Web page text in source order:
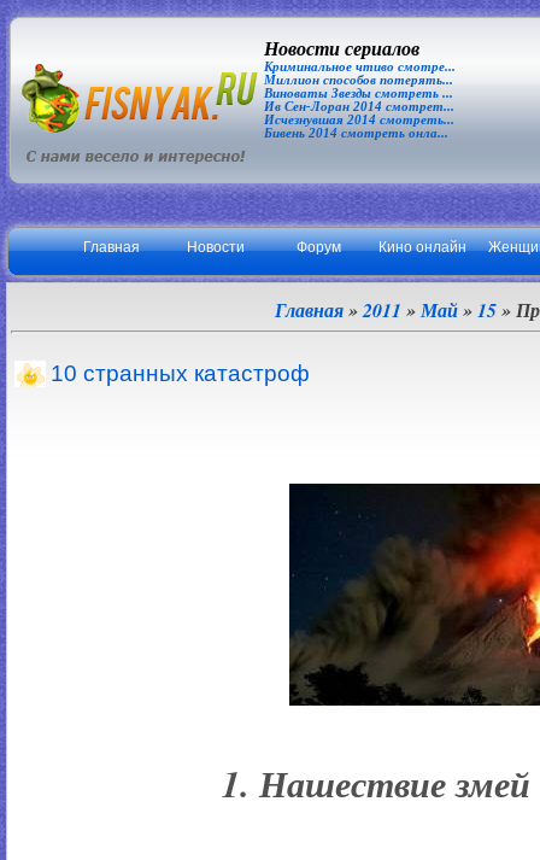
Новости сериалов
Криминальное чтиво смотре...
Миллион способов потерять...
Виноваты Звезды смотреть ...
Ив Сен-Лоран 2014 смотрет...
Исчезнувшая 2014 смотреть...
Бивень 2014 смотреть онла...
Главная Новости Форум Кино онлайн
Главная»2011 »Май»15»
10 странных катастроф
1. Нашествие